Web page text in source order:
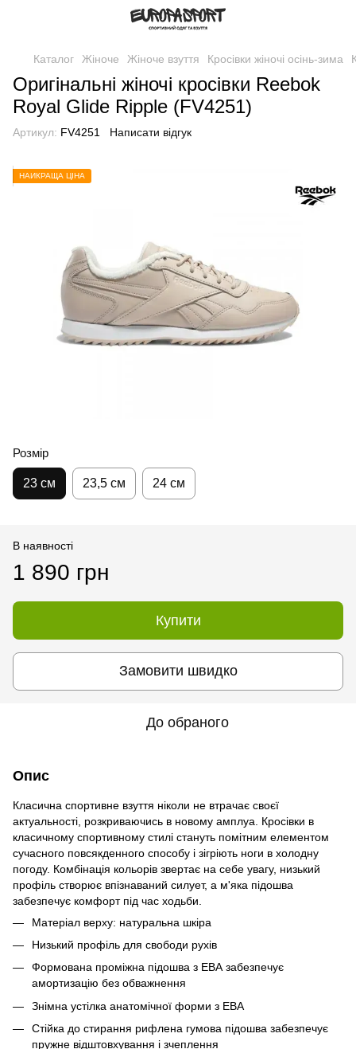
Каталог Жіноче Жіноче взуття Кросівки жіночі осінь-зима
Оригінальні жіночі кросівки Reebok
Royal Glide Ripple (FV4251)
Артикул: FV4251 Написати відгук
НАЙКРАЩА ЦІНА
Розмір
23 см 23,5 см 24 см
В наявності
1 890 грн
Купити
Замовити швидко
До обраного
Опис
Класична спортивне взуття ніколи не втрачає своєї
актуальності, розкриваючись в новому амплуа. Кросівки в
класичному спортивному стилі стануть помітним елементом
сучасного повсякденного способу і зігріють ноги в холодну
погоду. Комбінація кольорів звертає на себе увагу, низький
профіль створює впізнаваний силует, а м'яка підошва
забезпечує комфорт під час ходьби.
Матеріал верху: натуральна шкіра
Низький профіль для свободи рухів
Формована проміжна підошва з ЕВА забезпечує
амортизацію без обважнення
Знімна устілка анатомічної форми з ЕВА
Стійка до стирання рифлена гумова підошва забезпечує
пружне відштовхування і зчеплення